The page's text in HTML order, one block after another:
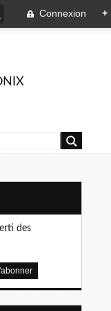
Connexion +
des